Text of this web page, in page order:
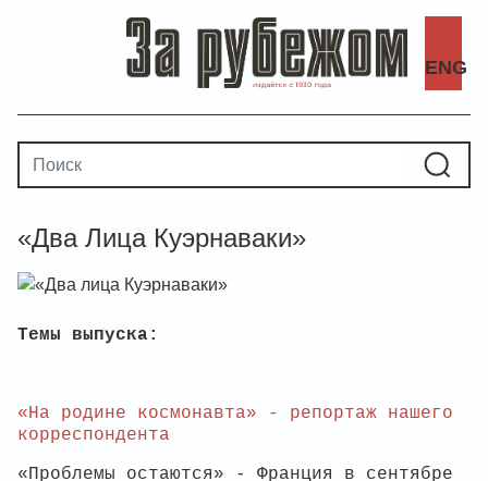
ENG
«Два Лица Куэрнаваки»
Темы выпуска:
«На родине космонавта» - репортаж нашего
корреспондента
«Проблемы остаются» - Франция в сентябре